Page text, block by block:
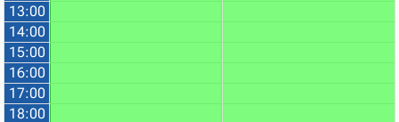
13:00
14:00
15:00
16:00
17:00
18:00